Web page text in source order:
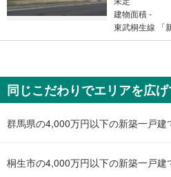
建物面積 -
東武桐生線 「
足利市小俣町
900万円
未定
建物面積 -
東武桐生線 「
同じこだわりでエリアを広
群馬県の4,000万円以下の新築一戸建
桐生市の4,000万円以下の新築一戸建